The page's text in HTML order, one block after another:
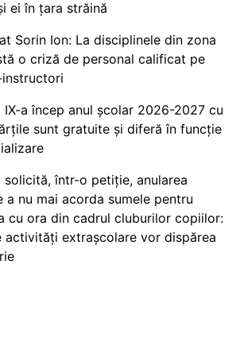
ei în țara străină
Sorin Ion: La disciplinele din zona
o criză de personal calificat pe
IX-a încep anul școlar 2026-2027 cu
sunt gratuite și diferă în funcție
într-o petiție, anularea
a nu mai acorda sumele pentru
cu ora din cadrul cluburilor copiilor:
activități extrașcolare vor dispărea